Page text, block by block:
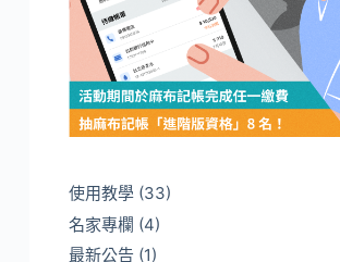
使用教學(33)
名家專欄 (4)
最新公告(1)